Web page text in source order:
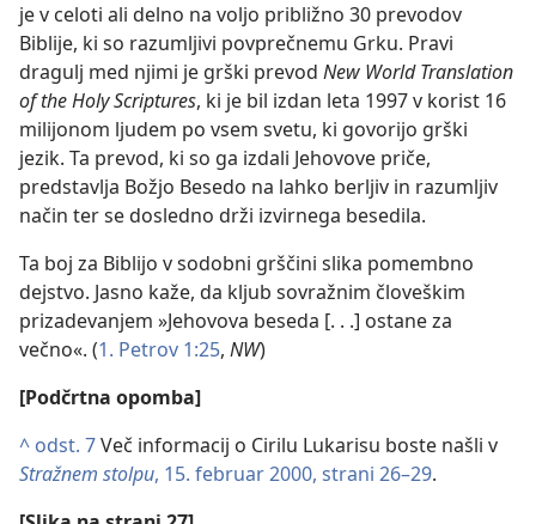
je v celoti ali delno na voljo približno 30 prevodov
Biblije, ki so razumljivi povprečnemu Grku. Pravi
dragulj med njimi je grški prevod New World Translation
of the Holy Scriptures, ki je bil izdan leta 1997 v korist 16
milijonom ljudem po vsem svetu, ki govorijo grški
jezik. Ta prevod, ki so ga izdali Jehovove priče,
predstavlja Božjo Besedo na lahko berljiv in razumljiv
način ter se dosledno drži izvirnega besedila.
Ta boj za Biblijo v sodobni grščini slika pomembno
dejstvo. Jasno kaže, da kljub sovražnim človeškim
prizadevanjem »Jehovova beseda [. . .] ostane za
večno«. (1. Petrov 1:25, NW)
[Podčrtna opomba]
^ odst. 7Več informacij o Cirilu Lukarisu boste našli v
Stražnem stolpu, 15. februar 2000, strani 26–29.